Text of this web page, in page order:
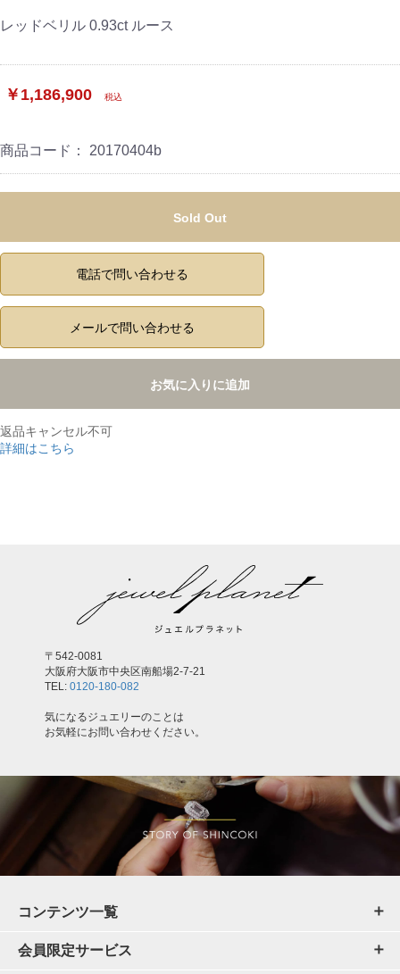
レッドベリル 0.93ct ルース
￥1,186,900 税込
商品コード： 20170404b
Sold Out
電話で問い合わせる
メールで問い合わせる
お気に入りに追加
返品キャンセル不可
詳細はこちら
〒542-0081
大阪府大阪市中央区南船場2-7-21
TEL: 0120-180-082
気になるジュエリーのことは
お気軽にお問い合わせください。
コンテンツ一覧
会員限定サービス